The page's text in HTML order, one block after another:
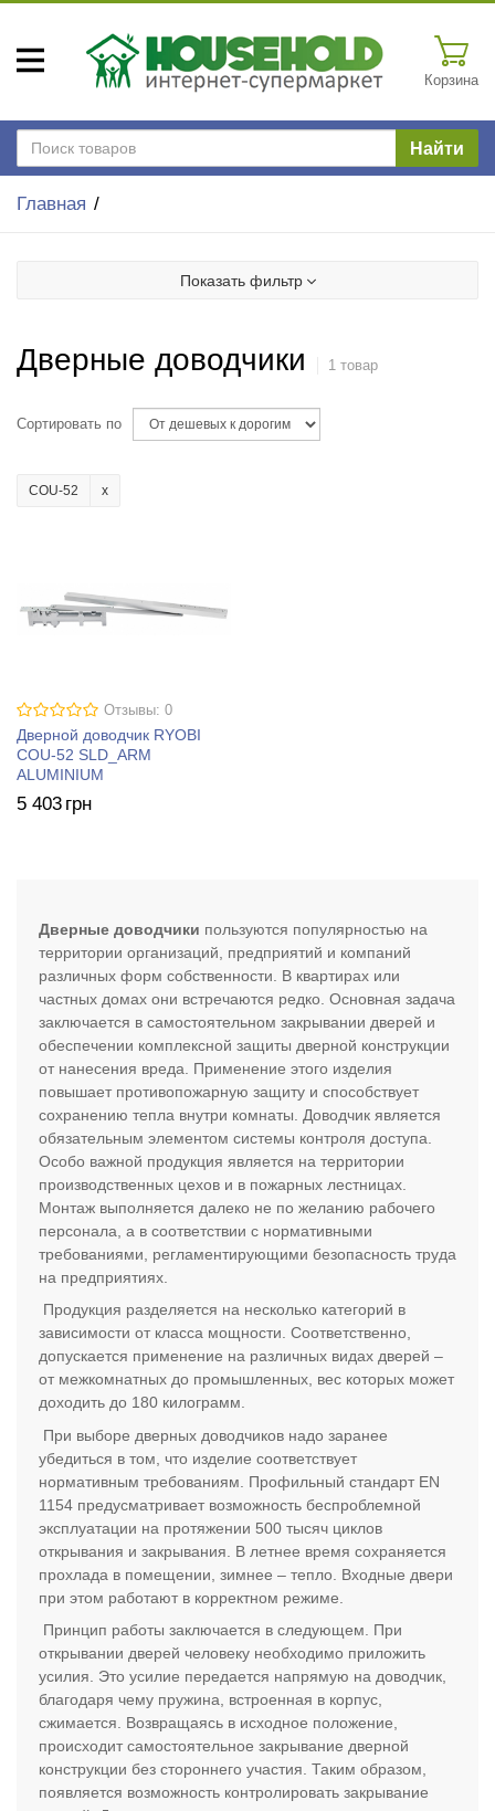
Корзина
Найти
Главная
Показать фильтр
Дверные доводчики 1 товар
Сортировать по
COU-52
Отзывы: 0
Дверной доводчик RYOBI
COU-52 SLD_ARM
ALUMINIUM
5 403 грн
Дверные доводчики пользуются популярностью на
территории организаций, предприятий и компаний
различных форм собственности. В квартирах или
частных домах они встречаются редко. Основная задача
заключается в самостоятельном закрывании дверей и
обеспечении комплексной защиты дверной конструкции
от нанесения вреда. Применение этого изделия
повышает противопожарную защиту и способствует
сохранению тепла внутри комнаты. Доводчик является
обязательным элементом системы контроля доступа.
Особо важной продукция является на территории
производственных цехов и в пожарных лестницах.
Монтаж выполняется далеко не по желанию рабочего
персонала, а в соответствии с нормативными
требованиями, регламентирующими безопасность труда
на предприятиях.
Продукция разделяется на несколько категорий в
зависимости от класса мощности. Соответственно,
допускается применение на различных видах дверей –
от межкомнатных до промышленных, вес которых может
доходить до 180 килограмм.
При выборе дверных доводчиков надо заранее
убедиться в том, что изделие соответствует
нормативным требованиям. Профильный стандарт EN
1154 предусматривает возможность беспроблемной
эксплуатации на протяжении 500 тысяч циклов
открывания и закрывания. В летнее время сохраняется
прохлада в помещении, зимнее – тепло. Входные двери
при этом работают в корректном режиме.
Принцип работы заключается в следующем. При
открывании дверей человеку необходимо приложить
усилия. Это усилие передается напрямую на доводчик,
благодаря чему пружина, встроенная в корпус,
сжимается. Возвращаясь в исходное положение,
происходит самостоятельное закрывание дверной
конструкции без стороннего участия. Таким образом,
появляется возможность контролировать закрывание